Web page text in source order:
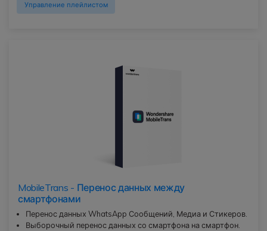
Управление плейлистом
MobileTrans - Перенос данных между
смартфонами
Перенос данных WhatsApp Сообщений, Медиа и Стикеров.
Выборочный перенос данных со смартфона на смартфон.